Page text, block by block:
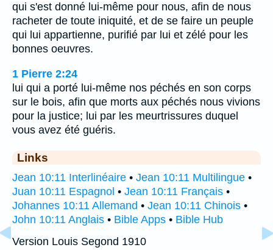
qui s'est donné lui-même pour nous, afin de nous
racheter de toute iniquité, et de se faire un peuple
qui lui appartienne, purifié par lui et zélé pour les
bonnes oeuvres.
1 Pierre 2:24
lui qui a porté lui-même nos péchés en son corps
sur le bois, afin que morts aux péchés nous vivions
pour la justice; lui par les meurtrissures duquel
vous avez été guéris.
Links
Jean 10:11 Interlinéaire • Jean 10:11 Multilingue •
Juan 10:11 Espagnol • Jean 10:11 Français •
Johannes 10:11 Allemand • Jean 10:11 Chinois •
John 10:11 Anglais • Bible Apps • Bible Hub
Version Louis Segond 1910